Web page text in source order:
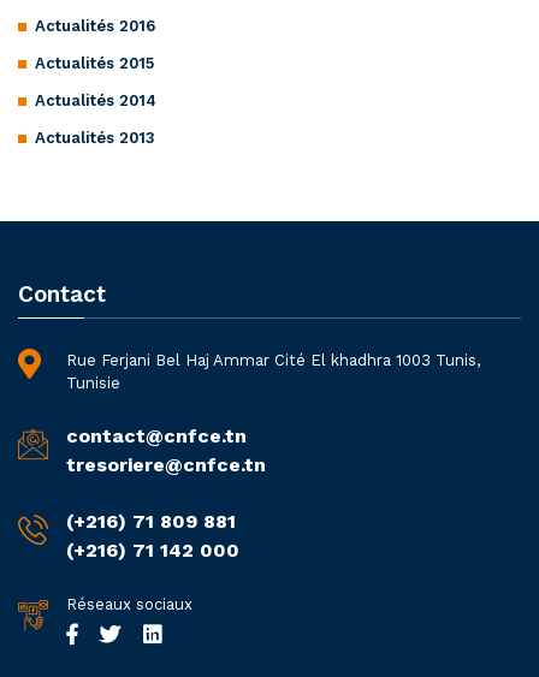
Actualités 2016
Actualités 2015
Actualités 2014
Actualités 2013
Contact
Rue Ferjani Bel Haj Ammar Cité El khadhra 1003 Tunis,
Tunisie
contact@cnfce.tn
tresoriere@cnfce.tn
(+216) 71 809 881
(+216) 71 142 000
Réseaux sociaux